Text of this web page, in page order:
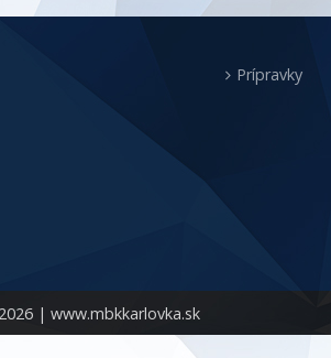
| www.mbkkarlovka.sk
Prípravky